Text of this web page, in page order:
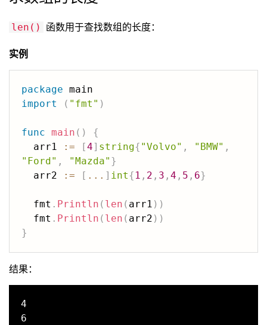
len() 函数用于查找数组的长度：
实例
package
import
( "fmt" )
func main ( )
{
  arr1
:= [4] string{ "Volvo" , "BMW" ,
"Ford" , "Mazda" }
  arr2
:= [ ... ] int{ 1 , 2 , 3 , 4 , 5 , 6}
  fmt
. Println ( len ( arr1 ) )
  fmt
. Println ( len ( arr2 ) )
}
结果：
4